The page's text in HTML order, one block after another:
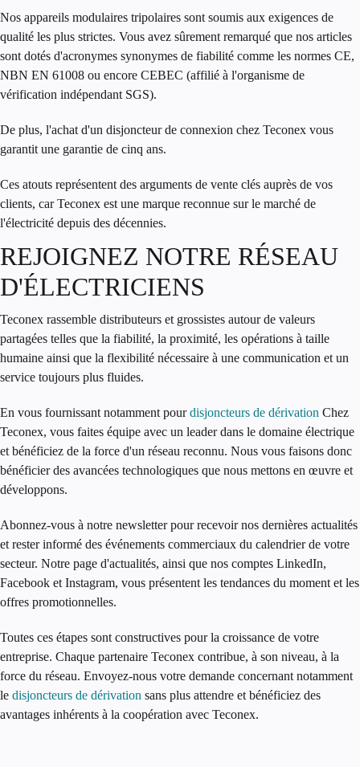
Nos appareils modulaires tripolaires sont soumis aux exigences de
qualité les plus strictes. Vous avez sûrement remarqué que nos articles
sont dotés d'acronymes synonymes de fiabilité comme les normes CE,
NBN EN 61008 ou encore CEBEC (affilié à l'organisme de
vérification indépendant SGS).
De plus, l'achat d'un disjoncteur de connexion chez Teconex vous
garantit une garantie de cinq ans.
Ces atouts représentent des arguments de vente clés auprès de vos
clients, car Teconex est une marque reconnue sur le marché de
l'électricité depuis des décennies.
REJOIGNEZ NOTRE RÉSEAU
D'ÉLECTRICIENS
Teconex rassemble distributeurs et grossistes autour de valeurs
partagées telles que la fiabilité, la proximité, les opérations à taille
humaine ainsi que la flexibilité nécessaire à une communication et un
service toujours plus fluides.
En vous fournissant notamment pourdisjoncteurs de dérivation Chez
Teconex, vous faites équipe avec un leader dans le domaine électrique
et bénéficiez de la force d'un réseau reconnu. Nous vous faisons donc
bénéficier des avancées technologiques que nous mettons en œuvre et
développons.
Abonnez-vous à notre newsletter pour recevoir nos dernières actualités
et rester informé des événements commerciaux du calendrier de votre
secteur. Notre page d'actualités, ainsi que nos comptes LinkedIn,
Facebook et Instagram, vous présentent les tendances du moment et les
offres promotionnelles.
Toutes ces étapes sont constructives pour la croissance de votre
entreprise. Chaque partenaire Teconex contribue, à son niveau, à la
force du réseau. Envoyez-nous votre demande concernant notamment
le disjoncteurs de dérivation sans plus attendre et bénéficiez des
avantages inhérents à la coopération avec Teconex.